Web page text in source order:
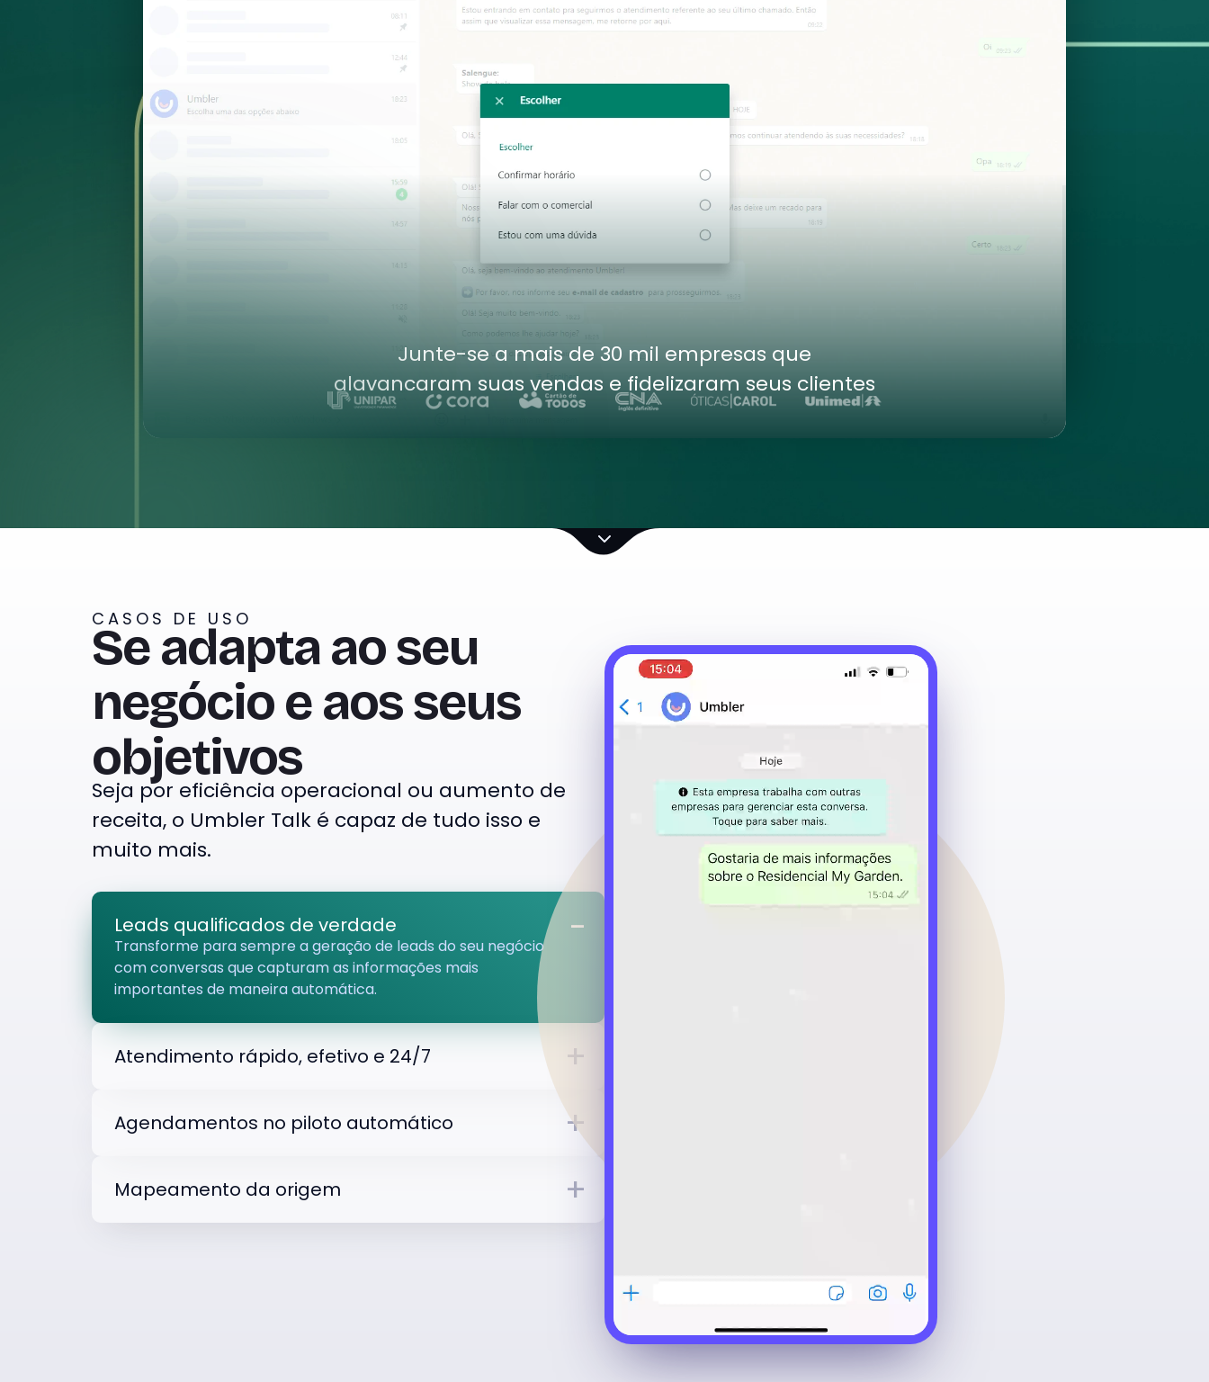
Junte-se a mais de 30 mil empresas que
alavancaram suas vendas e fidelizaram seus clientes
CASOS DE USO
Se adapta ao seu
negócio e aos seus
objetivos
Seja por eficiência operacional ou aumento de
receita, o Umbler Talk é capaz de tudo isso e
muito mais.
Leads qualificados de verdade
Transforme para sempre a geração de leads do seu negócio
com conversas que capturam as informações mais
importantes de maneira automática.
Atendimento rápido, efetivo e 24/7
Agendamentos no piloto automático
Mapeamento da origem